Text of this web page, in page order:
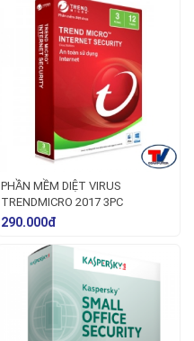
PHẦN MỀM DIỆT VIRUS
TRENDMICRO 2017 3PC
290.000đ